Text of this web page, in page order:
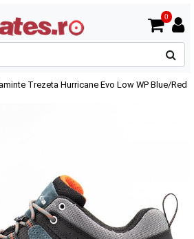
0
Trezeta Hurricane Evo Low WP Blue/Red